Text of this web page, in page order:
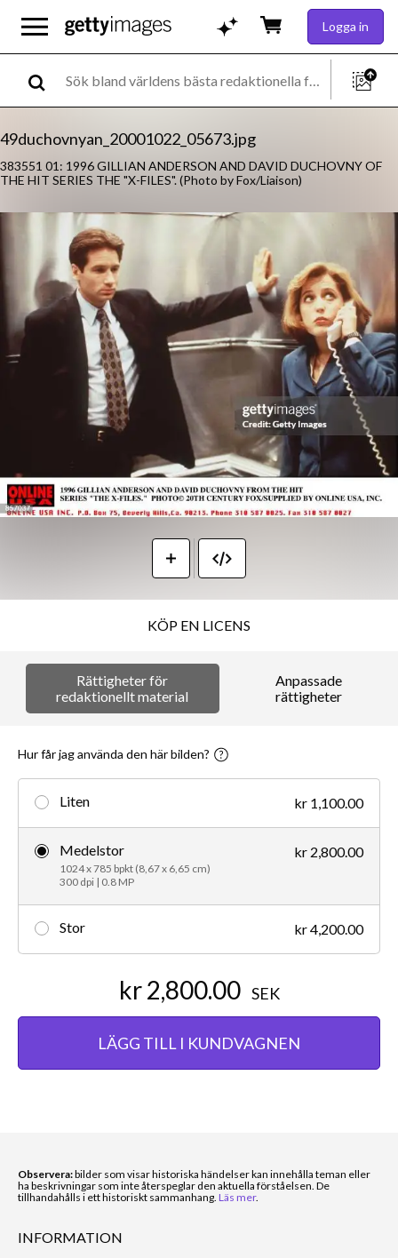
Logga in
49duchovnyan_20001022_05673.jpg
383551 01: 1996 GILLIAN ANDERSON AND DAVID DUCHOVNY OF
THE HIT SERIES THE "X-FILES". (Photo by Fox/Liaison)
KÖP EN LICENS
Rättigheter för
redaktionellt material
Anpassade
rättigheter
Hur får jag använda den här bilden?
Liten kr 1,100.00
Medelstor
1024 x 785 bpkt (8,67 x 6,65 cm)
300 dpi | 0.8 MP
kr 2,800.00
Stor kr 4,200.00
kr 2,800.00 SEK
LÄGG TILL I KUNDVAGNEN
Observera:bilder som visar historiska händelser kan innehålla teman eller
ha beskrivningar som inte återspeglar den aktuella förståelsen. De
tillhandahålls i ett historiskt sammanhang. Läs mer.
INFORMATION